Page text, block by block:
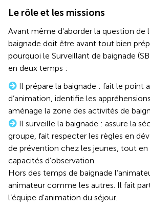
Le rôle et les missions
Avant même d'aborder la question de
baignade doit être avant tout bien
pourquoi le Surveillant de baignade
en deux temps :
Il prépare la baignade : fait le point
d’animation, identifie les
aménage la zone des activités de
Il surveille la baignade : assure la
groupe, fait respecter les règles en
de prévention chez les jeunes, tout en
capacités d’observation
Hors des temps de baignade
animateur comme les autres. Il fait
l’équipe d'animation du séjour.